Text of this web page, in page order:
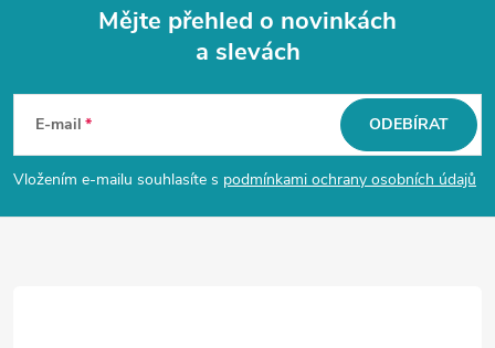
p
a
Mějte přehled o novinkách
a slevách
E-mail
Vložením e-mailu souhlasíte s podmínkami ochrany osobních údajů
ODEBÍRAT